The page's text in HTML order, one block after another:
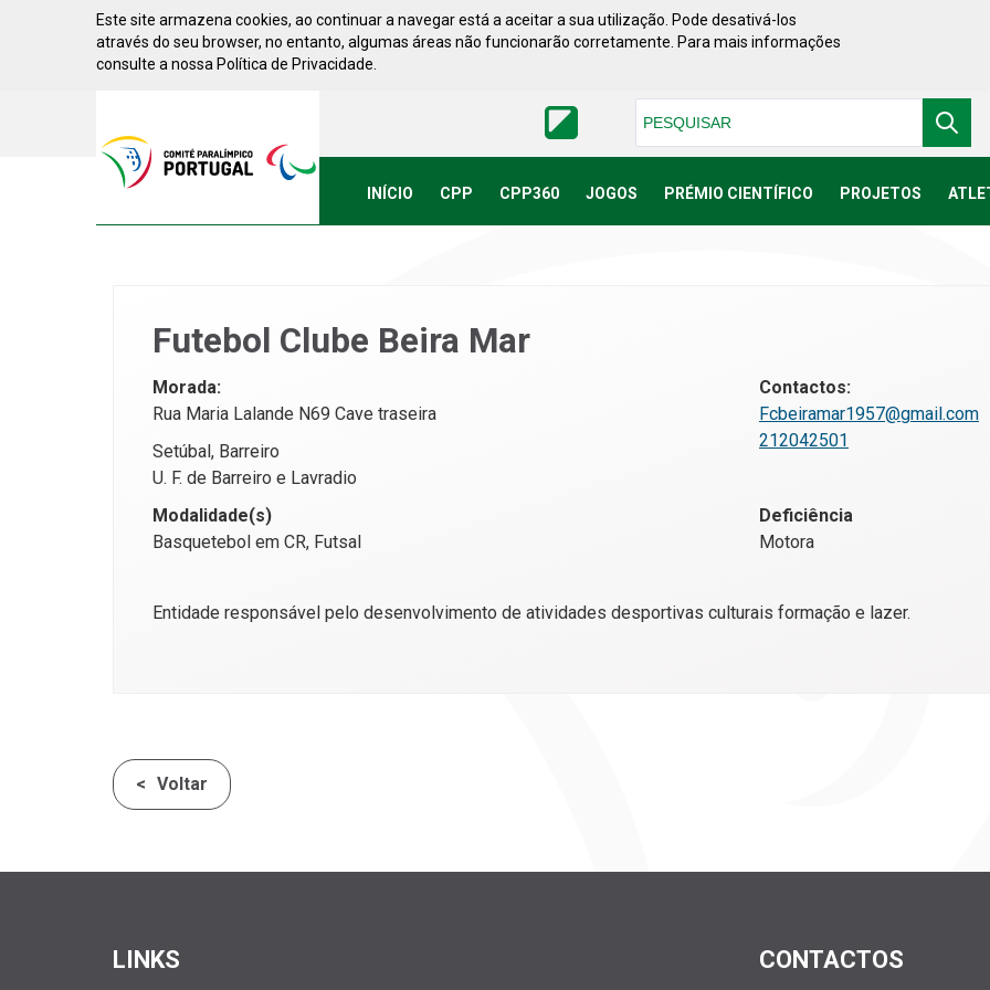
Saltar para conteúdoEste site armazena cookies, ao continuar a navegar está a aceitar a sua utilização. Pode desativá-los
através do seu browser, no entanto, algumas áreas não funcionarão corretamente. Para mais informações
consulte a nossa Política de Privacidade.
Paralimpico
de
Portugal
(Ir
INÍCIO CPP CPP360 JOGOS PRÉMIO CIENTÍFICO PROJETOS
Futebol Clube Beira Mar
Morada:
Rua Maria Lalande N69 Cave traseira
Setúbal, Barreiro
U. F. de Barreiro e Lavradio
Contactos:
Fcbeiramar1957@gmail.com
212042501
Modalidade(s)
Basquetebol em CR, Futsal
Deficiência
Motora
Entidade responsável pelo desenvolvimento de atividades desportivas culturais formação e lazer.
Voltar
LINKS CONTACTOS